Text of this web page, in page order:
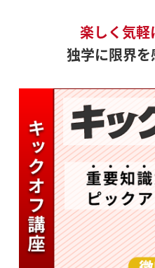
楽しく気軽
独学に限界